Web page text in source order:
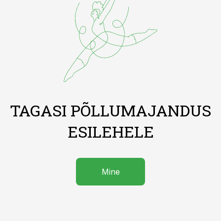
TAGASI PÕLLUMAJANDUS
ESILEHELE
Mine